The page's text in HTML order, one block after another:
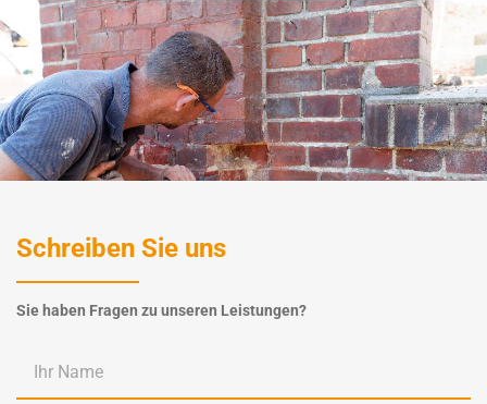
Schreiben Sie uns
Sie haben Fragen zu unseren Leistungen?